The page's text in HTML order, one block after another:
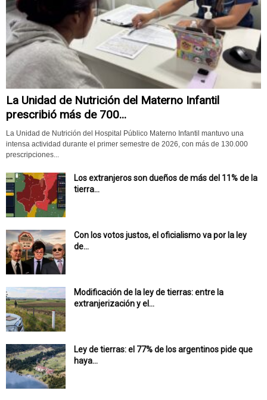
La Unidad de Nutrición del Materno Infantil
prescribió más de 700...
La Unidad de Nutrición del Hospital Público Materno Infantil mantuvo una
intensa actividad durante el primer semestre de 2026, con más de 130.000
prescripciones...
Los extranjeros son dueños de más del 11% de la
tierra...
Con los votos justos, el oficialismo va por la ley
de...
Modificación de la ley de tierras: entre la
extranjerización y el...
Ley de tierras: el 77% de los argentinos pide que
haya...